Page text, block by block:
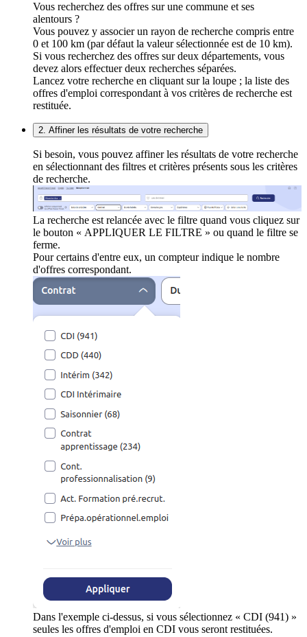
Vous recherchez des offres sur une commune et ses
alentours ?
Vous pouvez y associer un rayon de recherche compris entre
0 et 100 km (par défaut la valeur sélectionnée est de 10 km).
Si vous recherchez des offres sur deux départements, vous
devez alors effectuer deux recherches séparées.
Lancez votre recherche en cliquant sur la loupe ; la liste des
offres d'emploi correspondant à vos critères de recherche est
restituée.
2. Affiner les résultats de votre recherche
Si besoin, vous pouvez affiner les résultats de votre recherche
en sélectionnant des filtres et critères présents sous les critères
de recherche.
La recherche est relancée avec le filtre quand vous cliquez sur
le bouton « APPLIQUER LE FILTRE » ou quand le filtre se
ferme.
Pour certains d'entre eux, un compteur indique le nombre
d'offres correspondant.
Dans l'exemple ci-dessus, si vous sélectionnez « CDI (941) »
seules les offres d'emploi en CDI vous seront restituées.